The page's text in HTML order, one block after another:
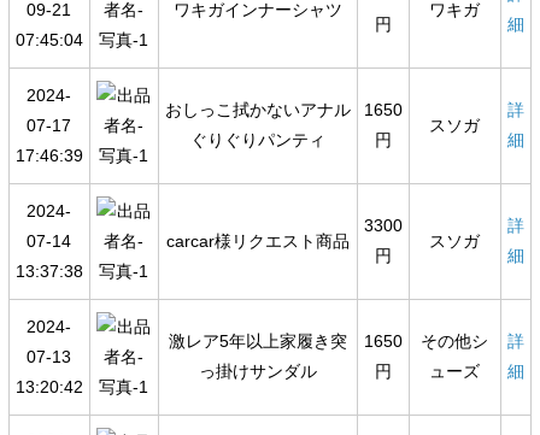
09-21
07:45:04
ワキガインナーシャツ
円
ワキガ
細
2024-
07-17
17:46:39
おしっこ拭かないアナル
ぐりぐりパンティ
1650
円
スソガ
詳
細
2024-
07-14
13:37:38
carcar様リクエスト商品
3300
円
スソガ
詳
細
2024-
07-13
13:20:42
激レア5年以上家履き突
っ掛けサンダル
1650
円
その他シ
ューズ
詳
細